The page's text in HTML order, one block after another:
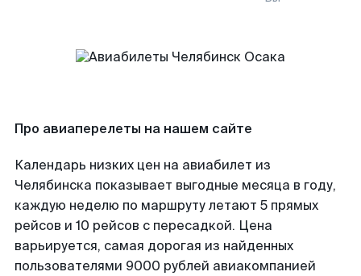
Про авиаперелеты на нашем сайте
Календарь низких цен на авиабилет из
Челябинска показывает выгодные месяца в году,
каждую неделю по маршруту летают 5 прямых
рейсов и 10 рейсов с пересадкой. Цена
варьируется, самая дорогая из найденных
пользователями 9000 рублей авиакомпанией